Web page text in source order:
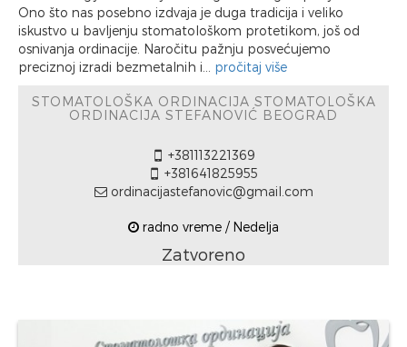
Ono što nas posebno izdvaja je duga tradicija i veliko
iskustvo u bavljenju stomatološkom protetikom, još od
osnivanja ordinacije. Naročitu pažnju posvećujemo
preciznoj izradi bezmetalnih i... pročitaj više
STOMATOLOŠKA ORDINACIJA STOMATOLOŠKA
ORDINACIJA STEFANOVIĆ BEOGRAD
+381113221369
+381641825955
ordinacijastefanovic@gmail.com
radno vreme / Nedelja
Zatvoreno